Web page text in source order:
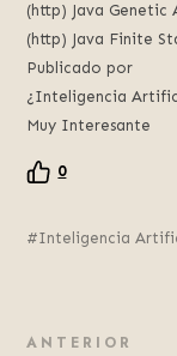
(http) Java Genetic
(http) Java Finite
Publicado por
¿Inteligencia
Muy Interesante
0
Inteligencia
ANTERIOR